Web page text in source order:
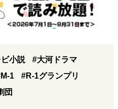
小説
#大河ドラマ
1
#R-1グランプリ
団